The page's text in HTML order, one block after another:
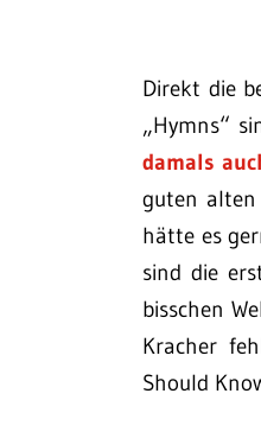
Direkt die
„Hymns“
damals
guten alten
hätte es
sind die
bisschen
Kracher
Should